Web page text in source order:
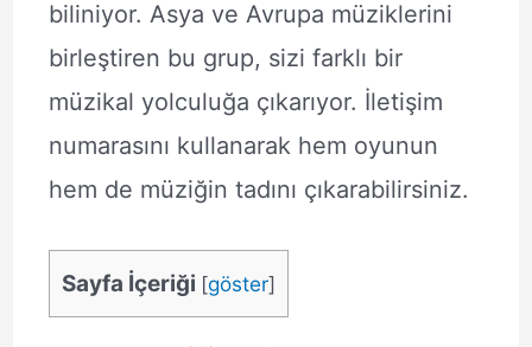
biliniyor. Asya ve Avrupa müziklerini
birleştiren bu grup, sizi farklı bir
müzikal yolculuğa çıkarıyor. İletişim
numarasını kullanarak hem oyunun
hem de müziğin tadını çıkarabilirsiniz.
Sayfa İçeriği [göster]